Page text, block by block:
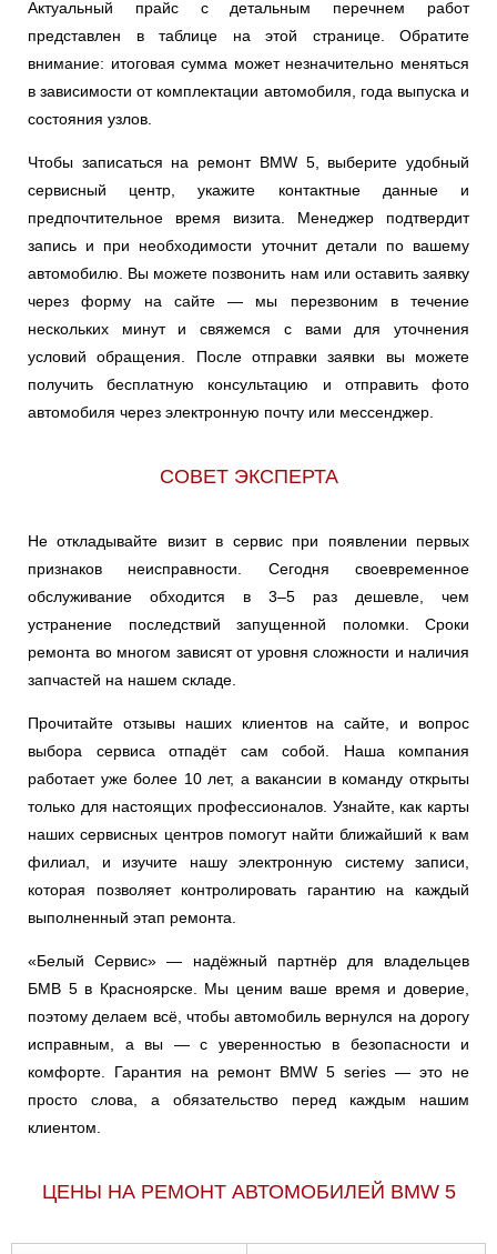
Актуальный прайс с детальным перечнем работ
представлен в таблице на этой странице. Обратите
внимание: итоговая сумма может незначительно меняться
в зависимости от комплектации автомобиля, года выпуска и
состояния узлов.
Чтобы записаться на ремонт BMW 5, выберите удобный
сервисный центр, укажите контактные данные и
предпочтительное время визита. Менеджер подтвердит
запись и при необходимости уточнит детали по вашему
автомобилю. Вы можете позвонить нам или оставить заявку
через форму на сайте — мы перезвоним в течение
нескольких минут и свяжемся с вами для уточнения
условий обращения. После отправки заявки вы можете
получить бесплатную консультацию и отправить фото
автомобиля через электронную почту или мессенджер.
СОВЕТ ЭКСПЕРТА
Не откладывайте визит в сервис при появлении первых
признаков неисправности. Сегодня своевременное
обслуживание обходится в 3–5 раз дешевле, чем
устранение последствий запущенной поломки. Сроки
ремонта во многом зависят от уровня сложности и наличия
запчастей на нашем складе.
Прочитайте отзывы наших клиентов на сайте, и вопрос
выбора сервиса отпадёт сам собой. Наша компания
работает уже более 10 лет, а вакансии в команду открыты
только для настоящих профессионалов. Узнайте, как карты
наших сервисных центров помогут найти ближайший к вам
филиал, и изучите нашу электронную систему записи,
которая позволяет контролировать гарантию на каждый
выполненный этап ремонта.
«Белый Сервис» — надёжный партнёр для владельцев
БМВ 5 в Красноярске. Мы ценим ваше время и доверие,
поэтому делаем всё, чтобы автомобиль вернулся на дорогу
исправным, а вы — с уверенностью в безопасности и
комфорте. Гарантия на ремонт BMW 5 series — это не
просто слова, а обязательство перед каждым нашим
клиентом.
ЦЕНЫ НА РЕМОНТ АВТОМОБИЛЕЙ BMW 5